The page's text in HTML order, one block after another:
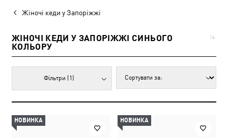
Жіночі кеди у Запоріжжі
ЖІНОЧІ КЕДИ У ЗАПОРІЖЖІ СИНЬОГО
КОЛЬОРУ
16
Фільтри (1)
НОВИНКА НОВИНКА